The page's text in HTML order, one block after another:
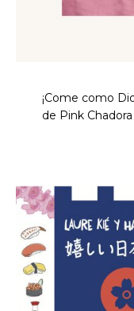
¡Come como
de Pink Chadora